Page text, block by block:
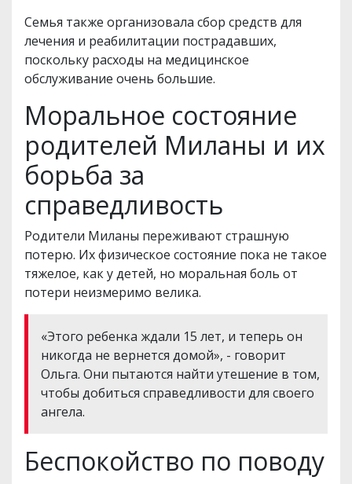
Семья также организовала сбор средств для
лечения и реабилитации пострадавших,
поскольку расходы на медицинское
обслуживание очень большие.
Моральное состояние
родителей Миланы и их
борьба за
справедливость
Родители Миланы переживают страшную
потерю. Их физическое состояние пока не такое
тяжелое, как у детей, но моральная боль от
потери неизмеримо велика.
«Этого ребенка ждали 15 лет, и теперь он
никогда не вернется домой», - говорит
Ольга. Они пытаются найти утешение в том,
чтобы добиться справедливости для своего
ангела.
Беспокойство по поводу